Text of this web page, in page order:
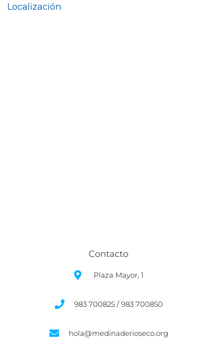
Localización
Contacto
Plaza Mayor, 1
983 700825 / 983 700850
hola@medinaderioseco.org